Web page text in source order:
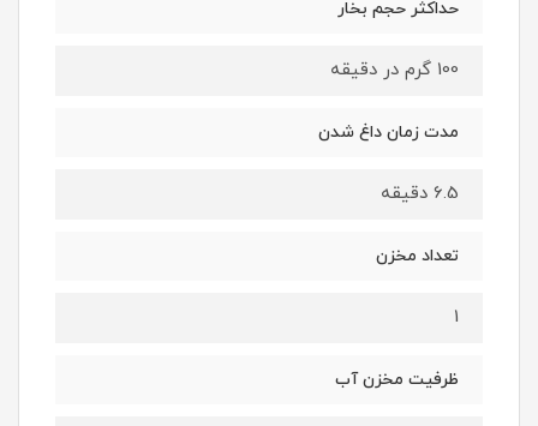
حداکثر حجم بخار
100 گرم در دقیقه
مدت زمان داغ شدن
6.5 دقیقه
تعداد مخزن
1
ظرفیت مخزن آب